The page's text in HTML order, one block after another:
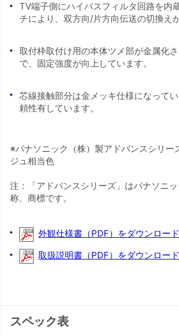
TV端子側にハイパスフィルタ回路を内
チにより、双方向/片方向伝送の切換え
取付枠取付け用の本体ツメ部が金属化
で、固定強度が向上しています。
芯線接触部分は金メッキ仕様になって
頼性有しています。
※パナソニック（株）製アドバンスシリー
ジュ相当色
注：「アドバンスシリーズ」はパナソニ
称、商標です。
外観仕様書（PDF）をダウンロード
取扱説明書（PDF）をダウンロード
スペック表